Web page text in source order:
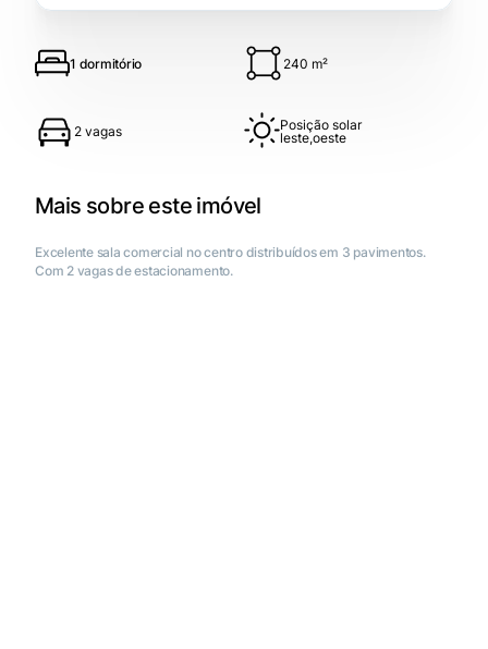
1 dormitório 240 m²
2 vagas
Posição solar
leste,oeste
Mais sobre este imóvel
Excelente sala comercial no centro distribuídos em 3 pavimentos.
Com 2 vagas de estacionamento.